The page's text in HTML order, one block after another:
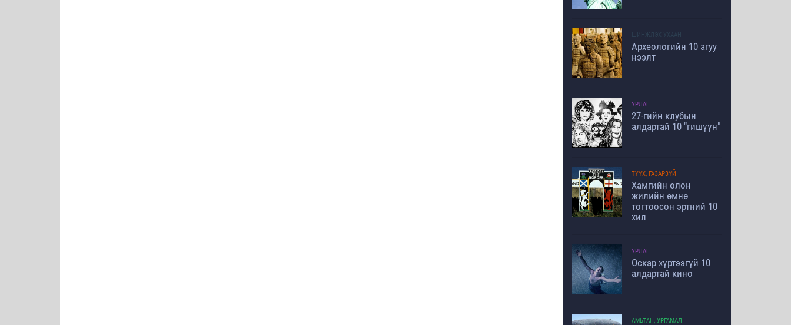
ШИНЖЛЭХ УХААН
Археологийн 10 агуу
нээлт
УРЛАГ
27-гийн клубын
алдартай 10 "гишүүн"
ТҮҮХ, ГАЗАРЗҮЙ
Хамгийн олон
жилийн өмнө
тогтоосон эртний 10
хил
УРЛАГ
Оскар хүртээгүй 10
алдартай кино
АМЬТАН, УРГАМАЛ